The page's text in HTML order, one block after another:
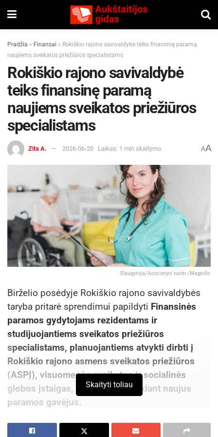
Pradžia » Finansai » Rokiškio rajono savivaldybė teiks finansinę paramą
naujiems sveikatos priežiūros specialistams
Rokiškio rajono savivaldybė
teiks finansinę paramą
naujiems sveikatos priežiūros
specialistams
Zita A. 2026-06-20 Laikas: 1 min skaitymo AA
Slaugytoja/Asociatyvi nuotr./Magnific
Birželio posėdyje Rokiškio rajono savivaldybės
taryba pritarė sprendimui papildyti Finansinės
paramos gydytojams rezidentams ir
studijuojantiems sveikatos priežiūros
specialistams, planuojantiems atvykti dirbti į
Rokiškio rajono asmens sveikatos priežiūros
(ASPĮ), visuomenės sveikatos ir socialinės
globos įstaigas, programą, įtraukiant naujus
paramos gavėjus.
Finansinė parama (studijų apmokėjimas) gali
Skaityti toliau